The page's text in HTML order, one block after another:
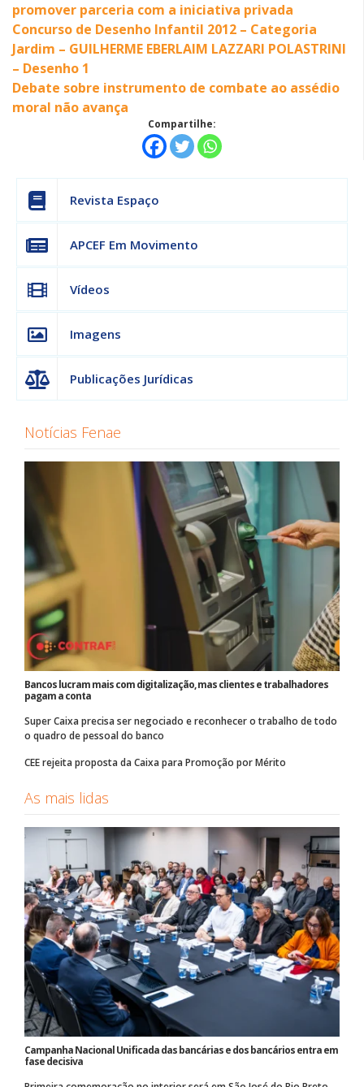
promover parceria com a iniciativa privada
Concurso de Desenho Infantil 2012 – Categoria
Jardim – GUILHERME EBERLAIM LAZZARI POLASTRINI
– Desenho 1
Debate sobre instrumento de combate ao assédio
moral não avança
Compartilhe:
Revista Espaço
APCEF Em Movimento
Vídeos
Imagens
Publicações Jurídicas
Notícias Fenae
Bancos lucram mais com digitalização, mas clientes e trabalhadores
pagam a conta
Super Caixa precisa ser negociado e reconhecer o trabalho de todo
o quadro de pessoal do banco
CEE rejeita proposta da Caixa para Promoção por Mérito
As mais lidas
Campanha Nacional Unificada das bancárias e dos bancários entra em
fase decisiva